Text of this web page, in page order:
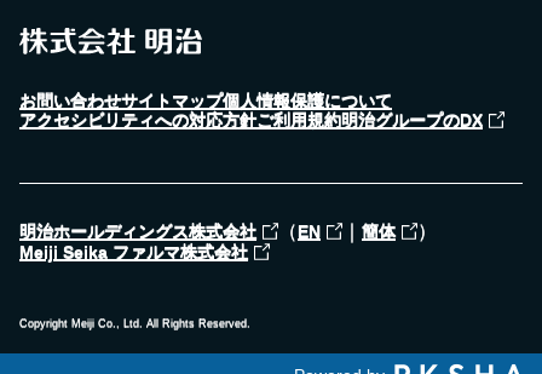
お問い合わせサイトマップ個人情報保護について
アクセシビリティへの対応方針ご利用規約明治グループのDX
明治ホールディングス株式会社 （EN ｜ 簡体 ）
Meiji Seika ファルマ株式会社
Copyright Meiji Co., Ltd. All Rights Reserved.